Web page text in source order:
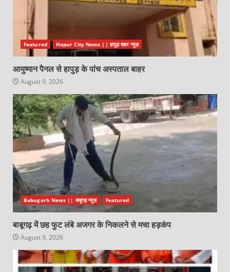
Featured Hapur City News || हापुड़ शहर न्यूज़
आयुष्मान पैनल से हापुड़ के पांच अस्पताल बाहर
August 9, 2026
Babugarh News || बाबूगढ़ न्यूज़ Featured
बाबूगढ़ में छह फुट लंबे अजगर के निकलने से मचा हड़कंप
August 9, 2026